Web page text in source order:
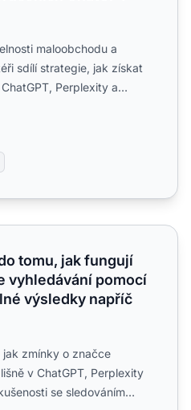
maloobchodu a
sdílí strategie, jak získat
Perplexity a
jak fungují zmínky o značce
tomu, jak fungují
vyhledávání pomocí
výsledky napříč
zmínky o značce
v ChatGPT, Perplexity
se sledováním